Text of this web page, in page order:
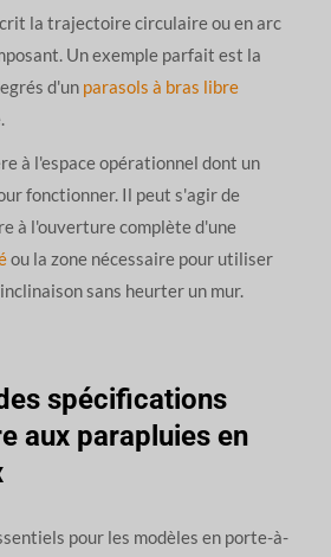
la trajectoire circulaire ou en arc
Un exemple parfait est la
d'un parasols à bras libre
à l'espace opérationnel dont un
fonctionner. Il peut s'agir de
à l'ouverture complète d'une
ou la zone nécessaire pour utiliser
sans heurter un mur.
spécifications
aux parapluies en
pour les modèles en porte-à-